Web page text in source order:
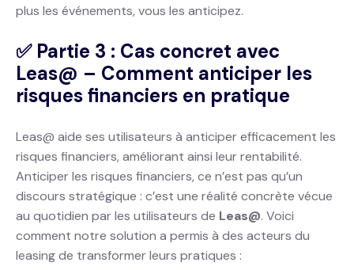
plus les événements, vous les anticipez.
✅ Partie 3 : Cas concret avec
Leas@ – Comment anticiper les
risques financiers en pratique
Leas@ aide ses utilisateurs à anticiper efficacement les
risques financiers, améliorant ainsi leur rentabilité.
Anticiper les risques financiers, ce n’est pas qu’un
discours stratégique : c’est une réalité concrète vécue
au quotidien par les utilisateurs de Leas@. Voici
comment notre solution a permis à des acteurs du
leasing de transformer leurs pratiques :